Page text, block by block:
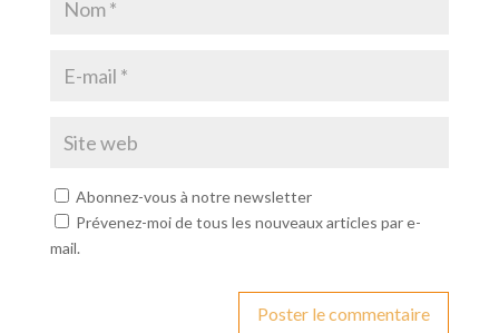
Abonnez-vous à notre newsletter
Prévenez-moi de tous les nouveaux articles par e-
mail.